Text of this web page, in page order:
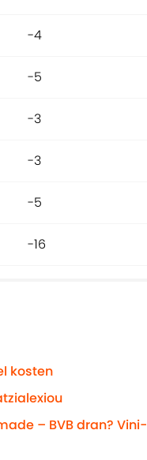
-4
-5
-3
-3
-5
-16
kosten
– BVB dran? Vini-